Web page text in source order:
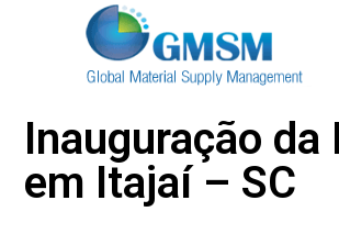
Inauguração da
em Itajaí – SC